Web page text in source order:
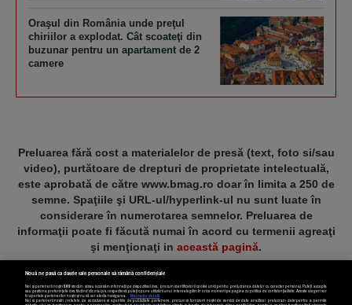
Oraşul din România unde preţul
chiriilor a explodat. Cât scoateţi din
buzunar pentru un apartament de 2
camere
Preluarea fără cost a materialelor de presă (text, foto si/sau
video), purtătoare de drepturi de proprietate intelectuală,
este aprobată de către www.bmag.ro doar în limita a 250 de
semne. Spaţiile şi URL-ul/hyperlink-ul nu sunt luate în
considerare în numerotarea semnelor. Preluarea de
informaţii poate fi făcută numai în acord cu termenii agreaţi
şi menţionaţi in această pagină.
Nouă ne pasă ca datele tale personale să rămână confidențiale
Noi și partenerii noștri589stocăm și/sau accesăm informații pe dispozitivul dvs., precum identificatorii cookie unici pentru prelucrarea datelor cu caracter personal. Puteți accepta
sau gestiona preferințele dvs. făcând clic mai jos, respectiv vă puteți opune utilizării unui interes legitim în orice moment pe pagina cu politica de confidențialitate. Aceste alegeri vor
fi raportate partenerilor noștri și nu vă vor afecta navigarea.
Mai multe detalii
Noi si partenerii nostri (retelele de socializare si agentiile de publicitate partenere, precum si furnizorii nostri de servicii de date analitice) prelucram date pentru a permite